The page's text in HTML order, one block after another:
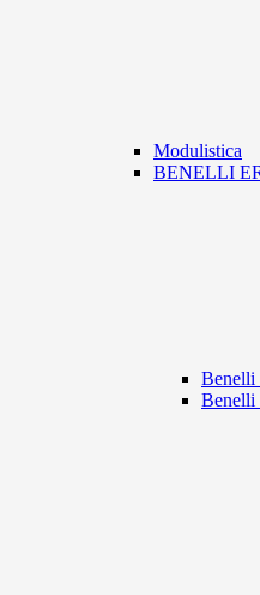
Modulistica
BENELLI
Benelli
Benelli